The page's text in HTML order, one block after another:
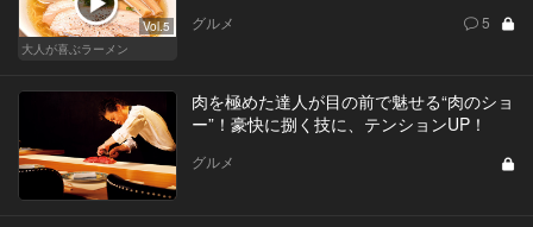
Vol.5
大人が喜ぶラーメン
グルメ 5
肉を極めた達人が目の前で魅せる“肉のショ
ー”！豪快に捌く技に、テンションUP！
グルメ